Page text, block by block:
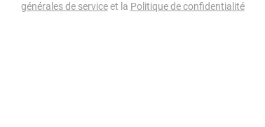
générales de serviceet la Politique de confidentialité